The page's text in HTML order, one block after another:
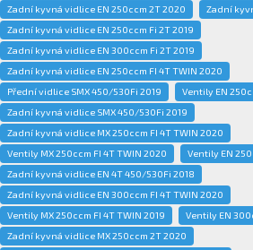
Zadní kyvná vidlice EN 250ccm 2T 2020
Zadní
Zadní kyvná vidlice EN 250ccm Fi 2T 2019
Zadní kyvná vidlice EN 300ccm Fi 2T 2019
Zadní kyvná vidlice EN 250ccm FI 4T TWIN 2020
Přední vidlice SMX 450/530Fi 2019
Ventily EN
Zadní kyvná vidlice SMX 450/530Fi 2019
Zadní kyvná vidlice MX 250ccm FI 4T TWIN 2020
Ventily MX 250ccm FI 4T TWIN 2020
Ventily EN
Zadní kyvná vidlice EN 4T 450/530Fi 2018
Zadní kyvná vidlice EN 300ccm FI 4T TWIN 2020
Ventily MX 250ccm FI 4T TWIN 2019
Ventily EN
Zadní kyvná vidlice MX 250ccm 2T 2020